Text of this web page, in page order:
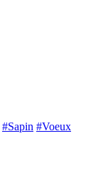
#Sapin #Voeux